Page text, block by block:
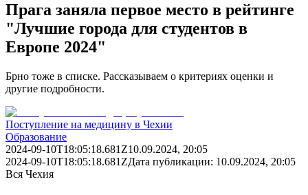
Прага заняла первое место в рейтинге
"Лучшие города для студентов в
Европе 2024"
Брно тоже в списке. Рассказываем о критериях оценки и
другие подробности.
Поступление на медицину в Чехии
Образование
2024-09-10T18:05:18.681Z10.09.2024, 20:05
2024-09-10T18:05:18.681ZДата публикации: 10.09.2024, 20:05
Вся Чехия